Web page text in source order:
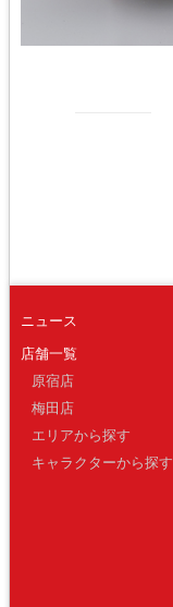
ニュース
店舗一覧
原宿店
梅田店
エリアから探す
キャラクターから探す